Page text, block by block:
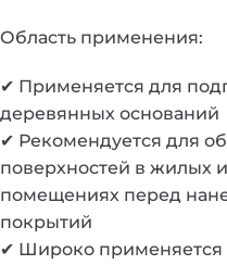
Область применения:
✔ Применяется для
деревянных оснований
✔ Рекомендуется для
поверхностей в
помещениях перед
покрытий
✔ Широко применяется